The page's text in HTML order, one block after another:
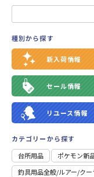
種別から探す
新入荷情報
セール情報
リユース情報
カテゴリーから探す
台所用品
ポケモン新
釣具用品全般/ルアー/クー